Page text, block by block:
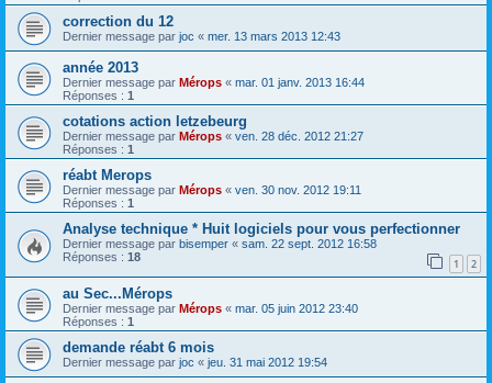
correction du 12
Dernier message par joc « mer. 13 mars 2013 12:43
année 2013
Dernier message par Mérops « mar. 01 janv. 2013 16:44
Réponses : 1
cotations action letzebeurg
Dernier message par Mérops « ven. 28 déc. 2012 21:27
Réponses : 1
réabt Merops
Dernier message par Mérops « ven. 30 nov. 2012 19:11
Réponses : 1
Analyse technique * Huit logiciels pour vous perfectionner
Dernier message par bisemper « sam. 22 sept. 2012 16:58
Réponses : 18 1 2
au Sec...Mérops
Dernier message par Mérops « mar. 05 juin 2012 23:40
Réponses : 1
demande réabt 6 mois
Dernier message par joc « jeu. 31 mai 2012 19:54